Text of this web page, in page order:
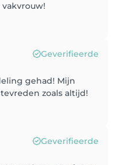
Geverifieerde
gehad! Mijn
zoals altijd!
Geverifieerde